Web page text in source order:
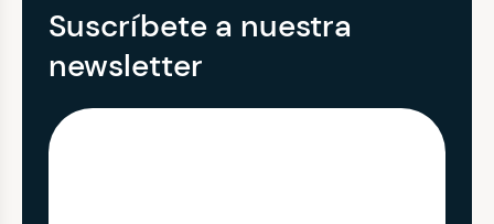
Suscríbete a nuestra
newsletter